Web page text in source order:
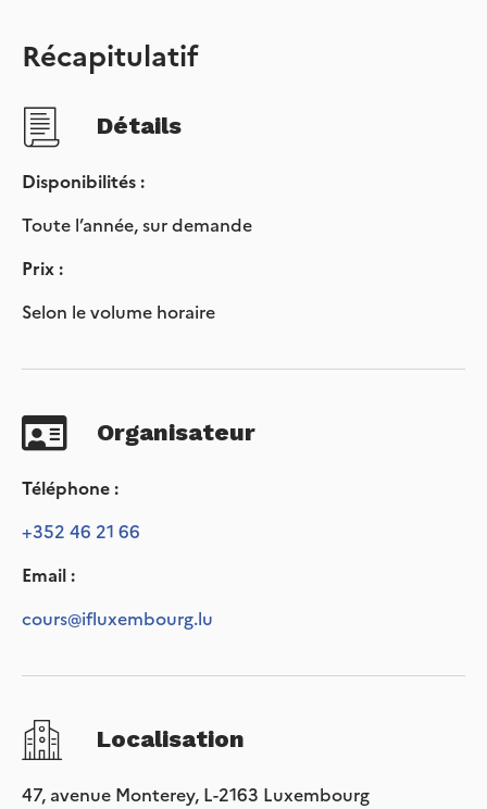
Récapitulatif
Détails
Disponibilités :
Toute l’année, sur demande
Prix :
Selon le volume horaire
Organisateur
Téléphone :
+352 46 21 66
Email :
cours@ifluxembourg.lu
Localisation
47, avenue Monterey, L-2163 Luxembourg